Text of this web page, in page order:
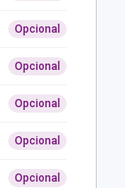
Opcional
Opcional
Opcional
Opcional
Opcional